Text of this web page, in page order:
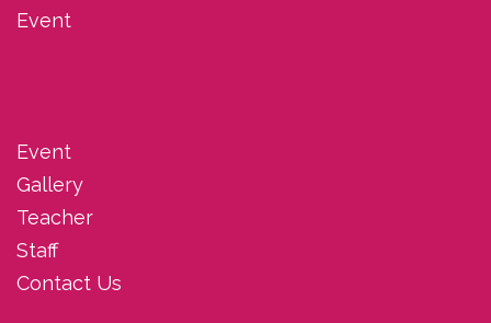
Event
Event
Gallery
Teacher
Staff
Contact Us